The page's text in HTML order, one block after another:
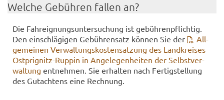
Wel­che Ge­büh­ren fal­len an?
Die Fahr­eig­nungs­un­ter­su­chung ist ge­büh­ren­pflich­tig.
Den ein­schlä­gi­gen Ge­büh­ren­satz kön­nen Sie der
All­
ge­mei­nen Ver­wal­tungs­kos­ten­sat­zung des Land­krei­ses
Ostprignitz-​Ruppin in An­ge­le­gen­hei­ten der Selbst­ver­
wal­tung ent­neh­men. Sie er­hal­ten nach Fer­tig­stel­lung
des Gut­ach­tens eine Rech­nung.